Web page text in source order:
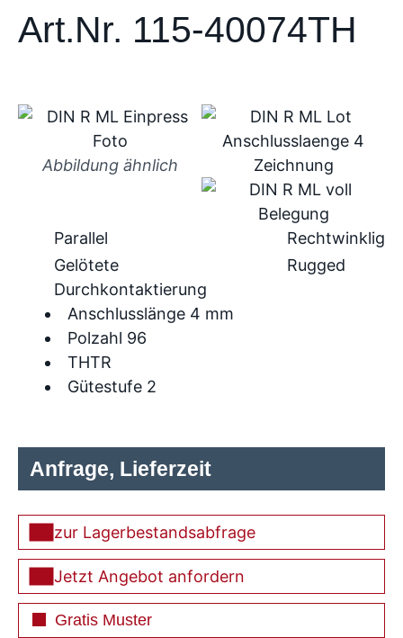
Art.Nr. 115-40074TH
Abbildung ähnlich
Anschlusslänge 4 mm
Polzahl 96
THTR
Gütestufe 2
Parallel
Rechtwinklig
Gelötete
Durchkontaktierung
Rugged
Anfrage, Lieferzeit
zur Lagerbestandsabfrage
Jetzt Angebot anfordern
Gratis Muster